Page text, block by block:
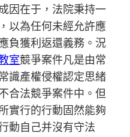
因在于，法院秉持一
以為任何未經允許應
負獲利返還義務。況
室競爭案件凡是由常
識產權侵權認定思緒
合法競爭案件中。但
實行的行動固然能夠
動自己并沒有守法